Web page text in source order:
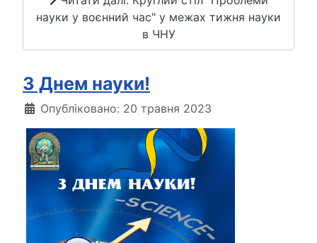
науки у воєнний час" у межах тижня науки
в ЧНУ
З Днем науки!
Опубліковано: 20 травня 2023